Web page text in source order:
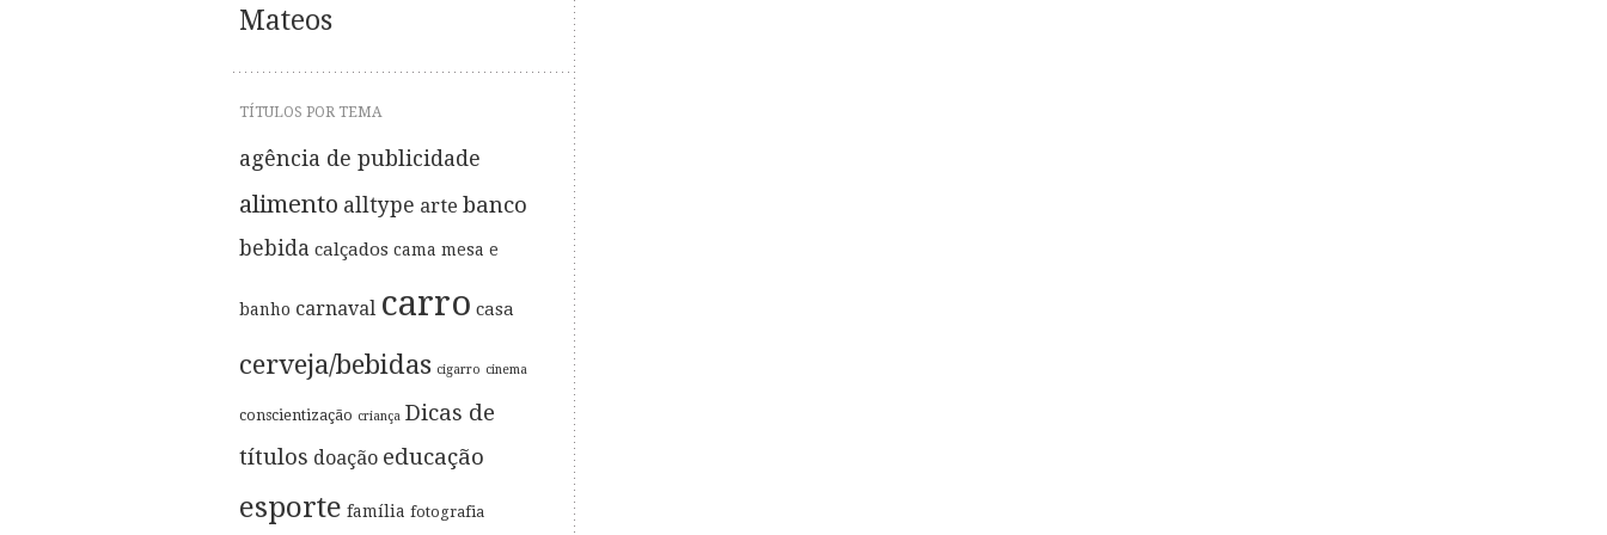
Mateos
TÍTULOS POR TEMA
agência de publicidade
alimento alltype arte banco
bebida calçados cama mesa e
banho carnaval carro casa
cerveja/bebidas cigarro cinema
conscientização criança Dicas de
títulos doação educação
esporte família fotografia